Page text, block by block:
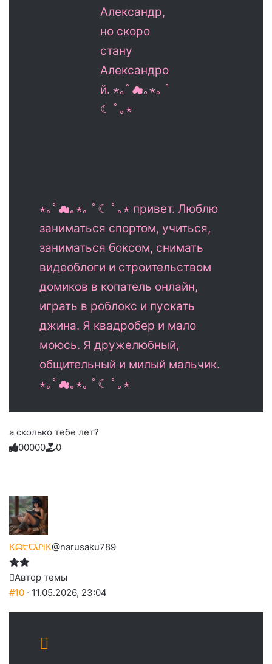
Александр,
но скоро
стану
Александро
й. ⋆｡ﾟ☁︎｡⋆｡ ﾟ
☾ ﾟ｡⋆
⋆｡ﾟ☁︎｡⋆｡ ﾟ☾ ﾟ｡⋆ привет. Люблю
заниматься спортом, учиться,
заниматься боксом, снимать
видеоблоги и строительством
домиков в копатель онлайн,
играть в роблокс и пускать
джина. Я квадробер и мало
моюсь. Я дружелюбный,
общительный и милый мальчик.
⋆｡ﾟ☁︎｡⋆｡ ﾟ☾ ﾟ｡⋆
а сколько тебе лет?
Голосуйте
0
Нажмите
0
Нажмите
слез
0
Нажмите
0
Нажмите
0
Нажмите
0
Кᗣ੮ᗜᔑiК@narusaku789
Автор темы
#10 · 11.05.2026, 23:04